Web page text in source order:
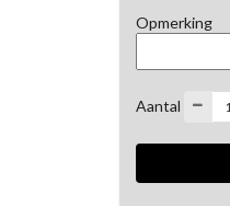
Opmerking
Aantal